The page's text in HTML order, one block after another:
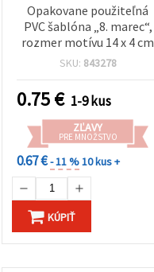
daného
typu
súborov
cookie a
"Uložiť"
Prijať
všetko
Nastavenia
Opakovane použiteľná
PVC šablóna „8. marec“,
rozmer motívu 14 x 4 cm
SKU: 843278
0.75€ 1-9 kus
ZĽAVY
PRE MNOŽSTVO
0.67 €- 11 %10 kus +
KÚPIŤ